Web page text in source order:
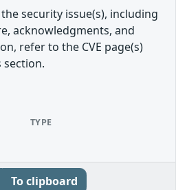
security issue(s), including
acknowledgments, and
refer to the CVE page(s)
section.
TYPE
To clipboard